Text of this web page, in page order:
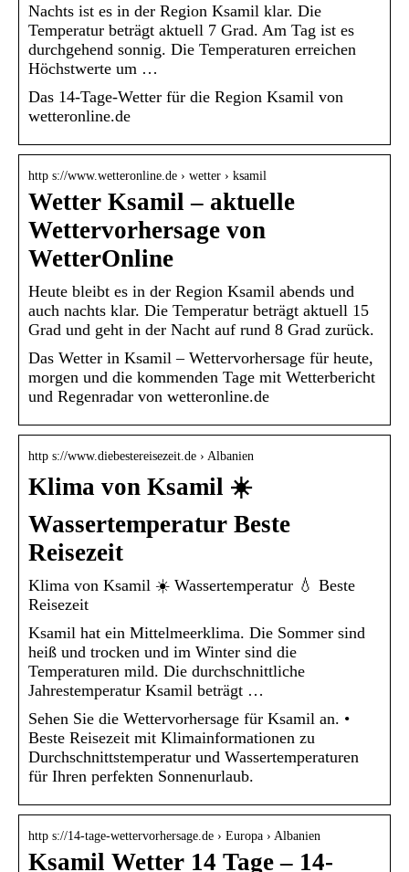
Nachts ist es in der Region Ksamil klar. Die
Temperatur beträgt aktuell 7 Grad. Am Tag ist es
durchgehend sonnig. Die Temperaturen erreichen
Höchstwerte um …
Das 14-Tage-Wetter für die Region Ksamil von
wetteronline.de
http s://www.wetteronline.de › wetter › ksamil
Wetter Ksamil – aktuelle
Wettervorhersage von
WetterOnline
Heute bleibt es in der Region Ksamil abends und
auch nachts klar. Die Temperatur beträgt aktuell 15
Grad und geht in der Nacht auf rund 8 Grad zurück.
Das Wetter in Ksamil – Wettervorhersage für heute,
morgen und die kommenden Tage mit Wetterbericht
und Regenradar von wetteronline.de
http s://www.diebestereisezeit.de › Albanien
Klima von Ksamil ☀️
Wassertemperatur Beste
Reisezeit
Klima von Ksamil ☀️ Wassertemperatur 💧 Beste
Reisezeit
Ksamil hat ein Mittelmeerklima. Die Sommer sind
heiß und trocken und im Winter sind die
Temperaturen mild. Die durchschnittliche
Jahrestemperatur Ksamil beträgt …
Sehen Sie die Wettervorhersage für Ksamil an. •
Beste Reisezeit mit Klimainformationen zu
Durchschnittstemperatur und Wassertemperaturen
für Ihren perfekten Sonnenurlaub.
http s://14-tage-wettervorhersage.de › Europa › Albanien
Ksamil Wetter 14 Tage – 14-